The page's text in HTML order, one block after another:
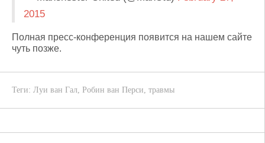
2015
Полная пресс-конференция появится на нашем сайте
чуть позже.
Теги: Луи ван Гал, Робин ван Перси, травмы